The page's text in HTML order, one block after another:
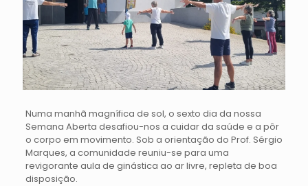
Numa manhã magnífica de sol, o sexto dia da nossa
Semana Aberta desafiou-nos a cuidar da saúde e a pôr
o corpo em movimento. Sob a orientação do Prof. Sérgio
Marques, a comunidade reuniu-se para uma
revigorante aula de ginástica ao ar livre, repleta de boa
disposição.